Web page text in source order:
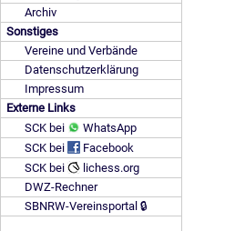
Archiv
Sonstiges
Vereine und Verbände
Datenschutzerklärung
Impressum
Externe Links
SCK bei
WhatsApp
SCK bei
Facebook
SCK bei
lichess.org
DWZ-Rechner
SBNRW-Vereinsportal 🔒